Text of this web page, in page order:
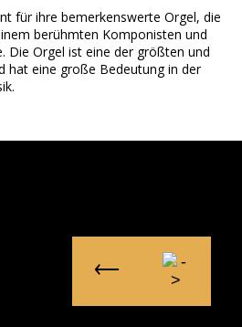
für ihre bemerkenswerte Orgel, die
berühmten Komponisten und
Die Orgel ist eine der größten und
hat eine große Bedeutung in der